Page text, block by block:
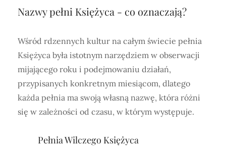
Nazwy pełni Księżyca - co oznaczają?
Wśród rdzennych kultur na całym świecie pełnia
Księżyca była istotnym narzędziem w obserwacji
mijającego roku i podejmowaniu działań,
przypisanych konkretnym miesiącom, dlatego
każda pełnia ma swoją własną nazwę, która różni
się w zależności od czasu, w którym występuje.
Pełnia Wilczego Księżyca